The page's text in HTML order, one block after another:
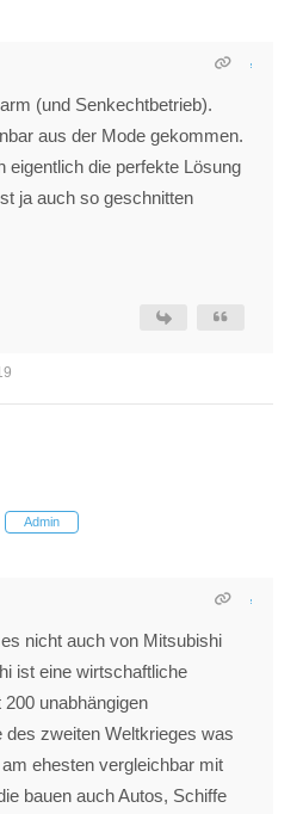
(und Senkechtbetrieb).
aus der Mode gekommen.
eigentlich die perfekte Lösung
ja auch so geschnitten
Admin
nicht auch von Mitsubishi
ist eine wirtschaftliche
unabhängigen
des zweiten Weltkrieges was
ehesten vergleichbar mit
bauen auch Autos, Schiffe